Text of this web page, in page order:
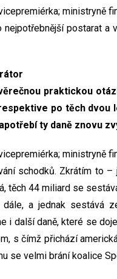
ministryně
postarat a
praktickou
po těch
ty daně znovu
ministryně
schodků. Zkrátím to
těch 44 miliard se
a jednak sestává
i další daně, které se
s čímž přichází
se velmi brání koalice